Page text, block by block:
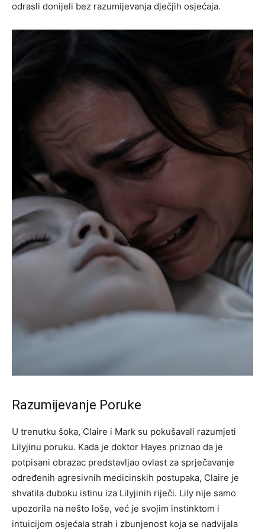
odrasli donijeli bez razumijevanja dječjih osjećaja.
Razumijevanje Poruke
U trenutku šoka, Claire i Mark su pokušavali razumjeti
Lilyjinu poruku. Kada je doktor Hayes priznao da je
potpisani obrazac predstavljao ovlast za sprječavanje
određenih agresivnih medicinskih postupaka, Claire je
shvatila duboku istinu iza Lilyjinih riječi. Lily nije samo
upozorila na nešto loše, već je svojim instinktom i
intuicijom osjećala strah i zbunjenost koja se nadvijala